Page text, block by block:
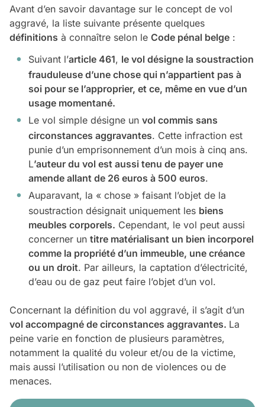
Avant d’en savoir davantage sur le concept de vol
aggravé, la liste suivante présente quelques
définitions à connaître selon le Code pénal belge :
Suivant l’article 461, le vol désigne la soustraction
frauduleuse d’une chose qui n’appartient pas à
soi pour se l’approprier, et ce, même en vue d’un
usage momentané.
Le vol simple désigne un vol commis sans
circonstances aggravantes. Cette infraction est
punie d’un emprisonnement d’un mois à cinq ans.
L’auteur du vol est aussi tenu de payer une
amende allant de 26 euros à 500 euros.
Auparavant, la « chose » faisant l’objet de la
soustraction désignait uniquement les biens
meubles corporels. Cependant, le vol peut aussi
concerner un titre matérialisant un bien incorporel
comme la propriété d’un immeuble, une créance
ou un droit. Par ailleurs, la captation d’électricité,
d’eau ou de gaz peut faire l’objet d’un vol.
Concernant la définition du vol aggravé, il s’agit d’un
vol accompagné de circonstances aggravantes. La
peine varie en fonction de plusieurs paramètres,
notamment la qualité du voleur et/ou de la victime,
mais aussi l’utilisation ou non de violences ou de
menaces.